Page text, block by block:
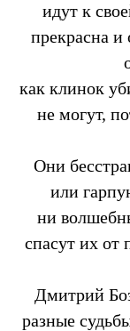
идут к
прекрасна и
как клинок
не могут,
Они
или
ни
спасут их от
Дмитрий
разные